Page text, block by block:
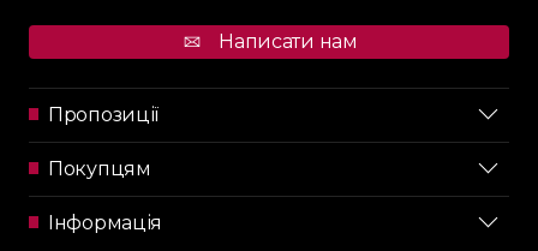
Написати нам
Пропозиції
Покупцям
Інформація